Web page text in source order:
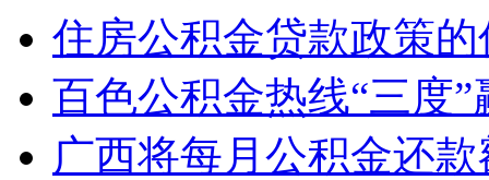
住房公积金贷款政策
百色公积金热线“三度”
广西将每月公积金还